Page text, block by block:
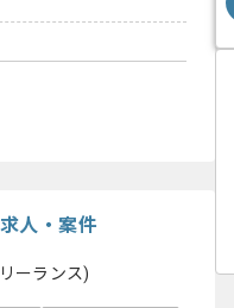
人・案件
ーランス)